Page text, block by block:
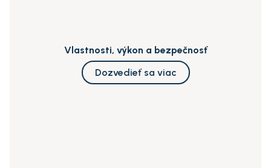
Vlastnosti, výkon a bezpečnosť
Dozvedieť sa viac